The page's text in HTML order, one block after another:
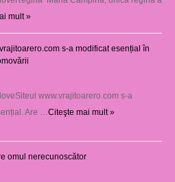
mult »
s-a modificat esențial în
www.vrajitoarero.com s-a
Are …Citeşte mai mult »
omul nerecunoscător